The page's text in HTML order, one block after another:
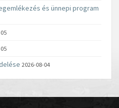
és ünnepi program
2026-08-04